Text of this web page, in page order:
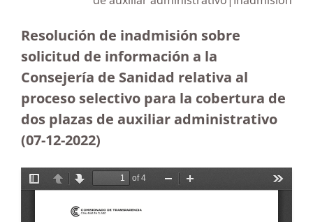
Resolución de inadmisión sobre
solicitud de información a la
Consejería de Sanidad relativa al
proceso selectivo para la cobertura de
dos plazas de auxiliar administrativo
(07-12-2022)